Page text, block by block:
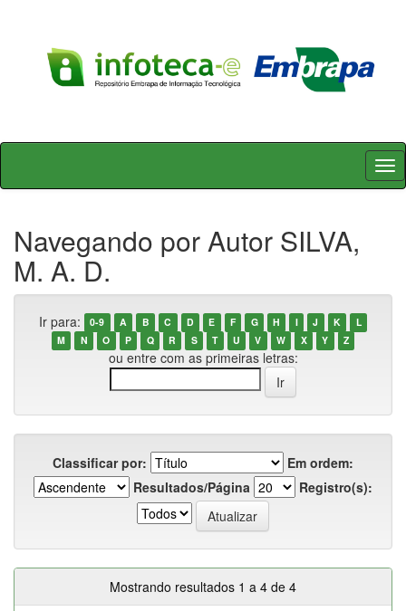
Skip
Navegando por Autor SILVA,
M. A. D.
Ir para: 0-9 A B C D E F G H I J K
L
M
N O P Q R S T U V W X Y Z
ou entre com as primeiras letras:
Classificar por:
Em ordem:
Resultados/Página
Registro(s):
Mostrando resultados 1 a 4 de 4